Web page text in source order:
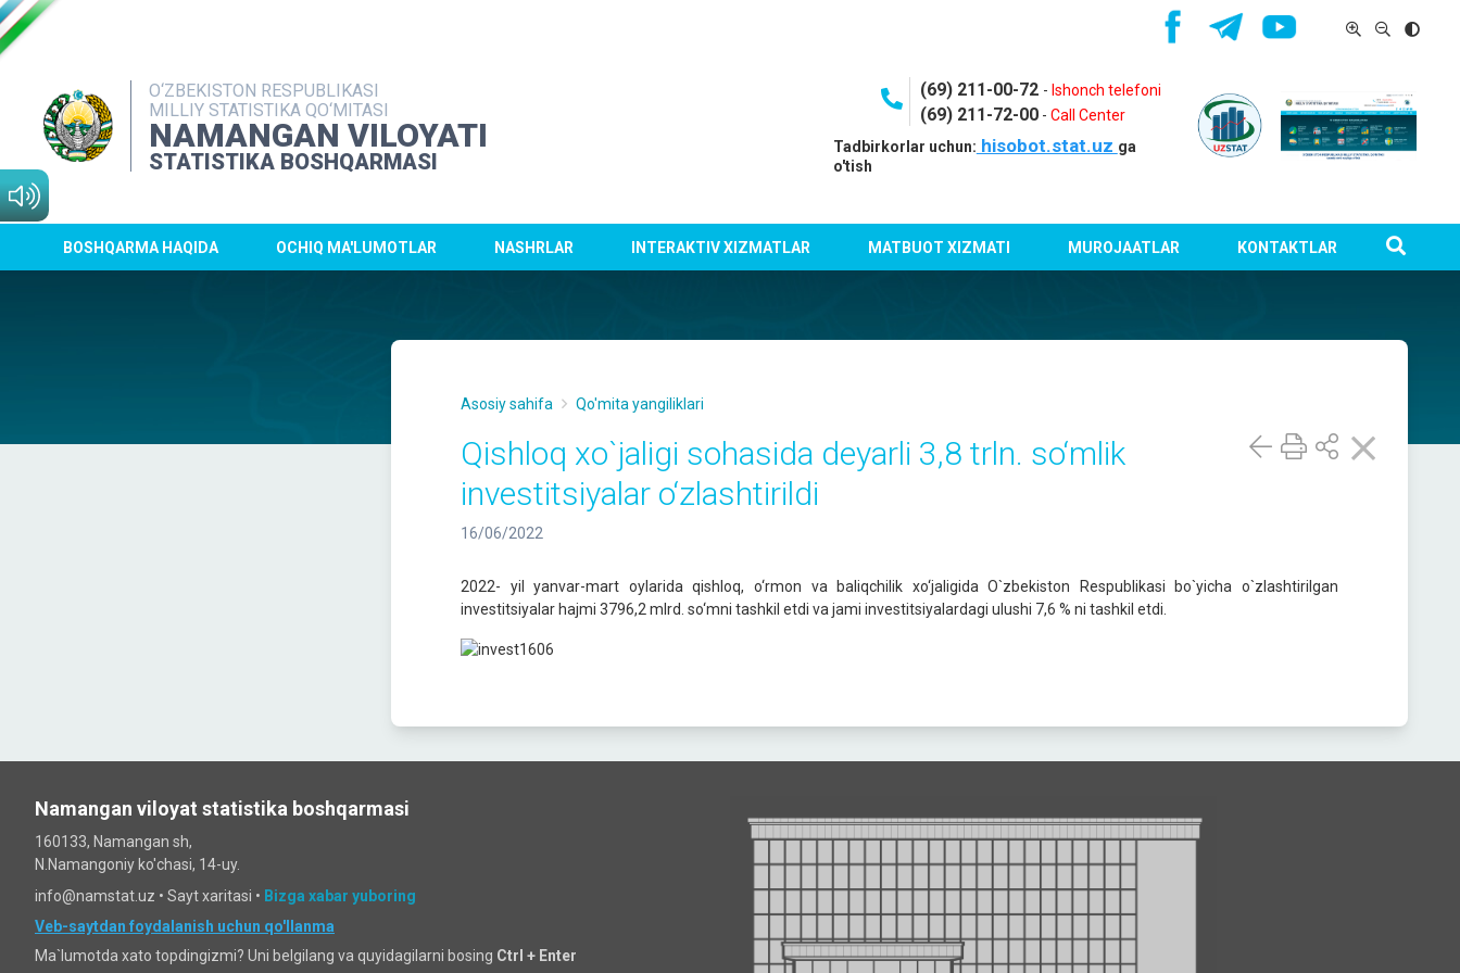
O‘ZBEKISTON RESPUBLIKASI
MILLIY STATISTIKA QO‘MITASI
NAMANGAN VILOYATI
STATISTIKA BOSHQARMASI
(69) 211-00-72 - Ishonch telefoni
(69) 211-72-00- Call Center
Tadbirkorlar uchun: hisobot.stat.uz ga
o'tish
BOSHQARMA HAQIDA OCHIQ MA'LUMOTLAR NASHRLAR INTERAKTIV XIZMATLAR MATBUOT XIZMATI MUROJAATLAR KONTAKTLAR
Asosiy sahifa Qo'mita yangiliklari
Qishloq xo`jaligi sohasida deyarli 3,8 trln. so‘mlik
investitsiyalar o‘zlashtirildi
16/06/2022
2022- yil yanvar-mart oylarida qishloq, o‘rmon va baliqchilik xo‘jaligida O`zbekiston Respublikasi bo`yicha o`zlashtirilgan
investitsiyalar hajmi 3796,2 mlrd. so‘mni tashkil etdi va jami investitsiyalardagi ulushi 7,6 % ni tashkil etdi.
Namangan viloyat statistika boshqarmasi
160133, Namangan sh,
N.Namangoniy ko'chasi, 14-uy.
info@namstat.uz • Sayt xaritasi • Bizga xabar yuboring
Veb-saytdan foydalanish uchun qo'llanma
Ma`lumotda xato topdingizmi? Uni belgilang va quyidagilarni bosing Ctrl + Enter